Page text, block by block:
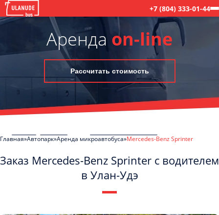
+7 (804) 333-01-44
Аренда on-line
Рассчитать стоимость
Главная Автопарк Аренда микроавтобуса Mercedes-Benz Sprinter
Заказ Mercedes-Benz Sprinter с водителем
в Улан-Удэ
Политикой конфиденциальности
ознакомлен(а), даю согласие на